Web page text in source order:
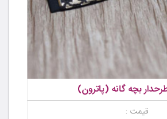
بچه گانه (پاترون)
قیمت :